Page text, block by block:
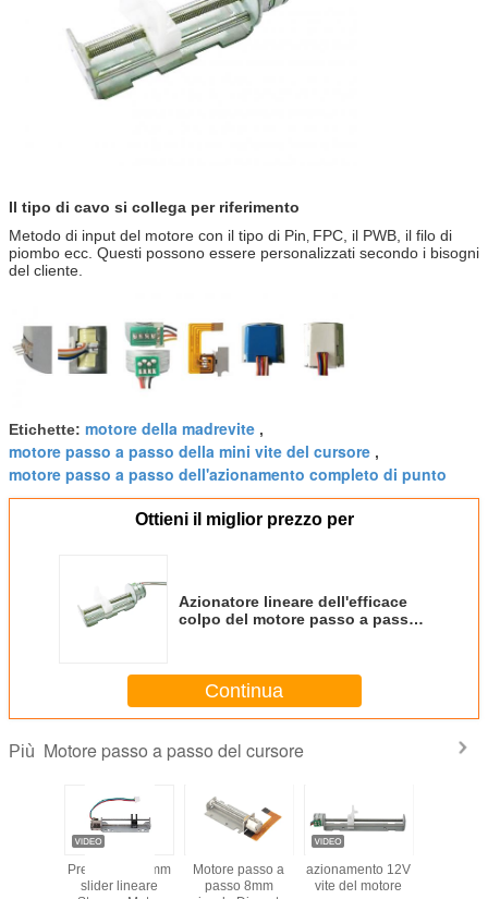
Il tipo di cavo si collega per riferimento
Metodo di input del motore con il tipo di Pin, FPC, il PWB, il filo di
piombo ecc. Questi possono essere personalizzati secondo i bisogni
del cliente.
Etichette: motore della madrevite ,
motore passo a passo della mini vite del cursore ,
motore passo a passo dell'azionamento completo di punto
Ottieni il miglior prezzo per
Azionatore lineare dell'efficace
colpo del motore passo a passo
Continua
Più Motore passo a passo del cursore
Precisione 10mm
slider lineare
Motore passo a
passo 8mm
azionamento 12V
vite del motore